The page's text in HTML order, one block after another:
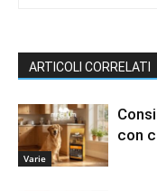
ARTICOLI CORRELATI
Varie
con